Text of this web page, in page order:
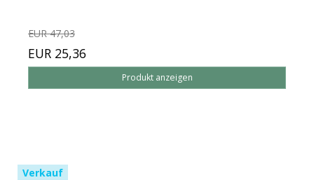
EUR 47,03
EUR 25,36
Produkt anzeigen
Verkauf